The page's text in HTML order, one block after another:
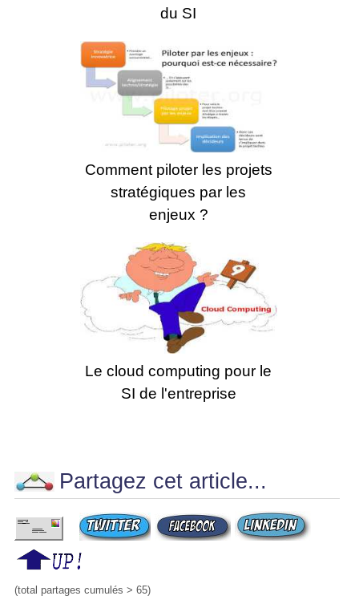
du SI
Comment piloter les projets
stratégiques par les
enjeux ?
Le cloud computing pour le
SI de l'entreprise
Partagez cet article...
(total partages cumulés > 65)